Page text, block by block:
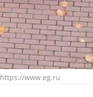
https://www.eg.ru